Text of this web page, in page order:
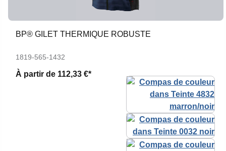
BP® GILET THERMIQUE ROBUSTE
1819-565-1432
À partir de 112,33 €*